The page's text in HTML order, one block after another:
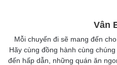
Vân
Mỗi chuyến đi sẽ mang đến
Hãy cùng đồng hành cùng
đến hấp dẫn, những quán ăn